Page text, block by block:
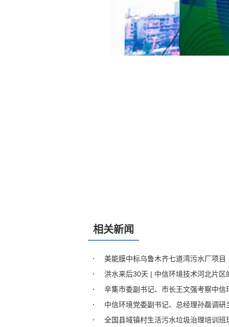
相关新闻
美能膜中标乌鲁木齐七道湾污水厂项目
洪水来后30天 | 中信环境技术河北片区
辛集市委副书记、市长王文强考察中信
中信环境党委副书记、总经理孙磊调
全国县域镇村生活污水垃圾治理培训